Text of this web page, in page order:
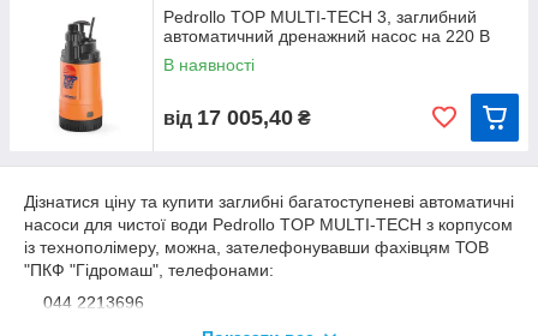
Насоси цієї серії рекомендуються для перекачування чистої
води та хімічно неагресивних рідин для матеріалів, з яких
виготовлений насос.
З високим ККД і надійністю ці насоси придатні для побутового
водопостачання з ванн, резервуарів або порівняно глибоких
колодязів, для перекачування дощової води з водойм, для
Вбудований електронний пристрій запускає й зупиняє насос
автоматически при відкривання и закривання крана.
ЗБЕРІГАННЯ ВИКОРИСТАННЯ
Глибина експлуатації до 5 м нижча за рівень води;
Pedrollo TOP MULTI-TECH 3, заглибний
автоматичний дренажний насос на 220 В
В наявності
від 17 005,40 ₴
Дізнатися ціну та купити заглибні багатоступеневі автоматичні
насоси для чистої води Pedrollo TOP MULTI-TECH з корпусом
із технополімеру, можна, зателефонувавши фахівцям ТОВ
"ПКФ "Гідромаш", телефонами:
044 2213696